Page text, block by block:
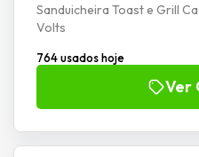
Sanduicheira Toast e Grill
Volts
764 usados hoje
Ver